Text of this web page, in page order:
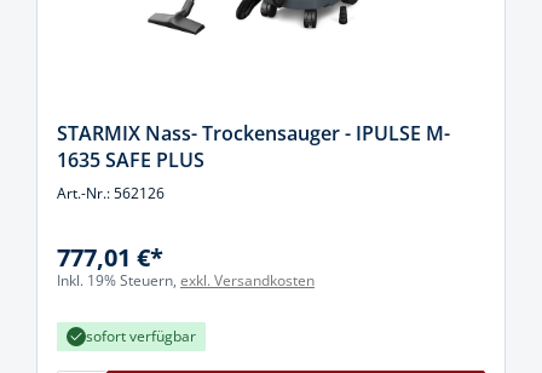
STARMIX Nass- Trockensauger - IPULSE M-
1635 SAFE PLUS
Art.-Nr.: 562126
777,01 €*
Inkl. 19% Steuern, exkl. Versandkosten
sofort verfügbar